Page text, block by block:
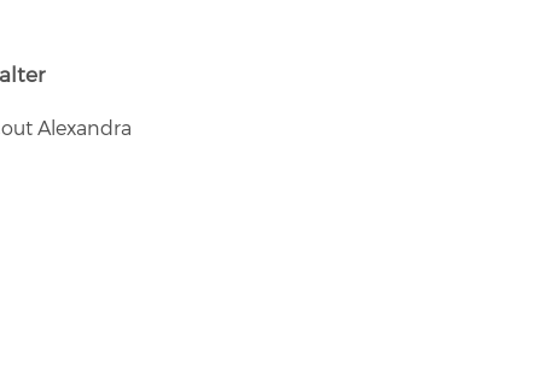
Alexandra